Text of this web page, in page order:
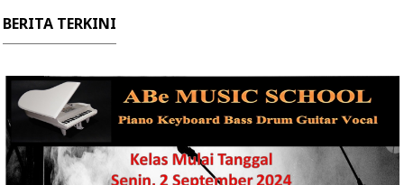
BERITA TERKINI